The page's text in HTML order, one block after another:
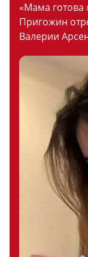
«Мама готова
Пригожин
Валерии